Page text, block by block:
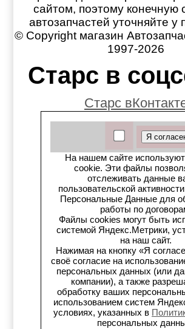
сайтом, поэтому конечную
автозапчастей уточняйте у
© Copyright магазин
1997-2026
Старс в
Старс
Старс в
Телеграм-канал
Старс на
Старс в auto.ru
Старс в картах
Старс в картах
Старс на
Старс на Drive2
На нашем сайте
cookie. Эти файлы
отслеживать данные
пользовательской
Персональные Данные для
работы по
Файлы cookies могут быть
системой Яндекс.Метрики,
на наш сайт.
Нажимая на кнопку «Я
своё согласие на
персональных данных (или
компании), а также
обработку ваших
использованием систем
условиях, указанных в
персональных